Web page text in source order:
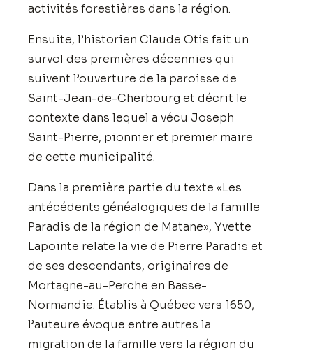
activités forestières dans la région.
Ensuite, l’historien Claude Otis fait un
survol des premières décennies qui
suivent l’ouverture de la paroisse de
Saint-Jean-de-Cherbourg et décrit le
contexte dans lequel a vécu Joseph
Saint-Pierre, pionnier et premier maire
de cette municipalité.
Dans la première partie du texte «Les
antécédents généalogiques de la famille
Paradis de la région de Matane», Yvette
Lapointe relate la vie de Pierre Paradis et
de ses descendants, originaires de
Mortagne-au-Perche en Basse-
Normandie. Établis à Québec vers 1650,
l’auteure évoque entre autres la
migration de la famille vers la région du